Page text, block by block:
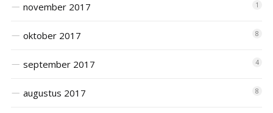
november 2017 1
oktober 2017 8
september 2017 4
augustus 2017 8